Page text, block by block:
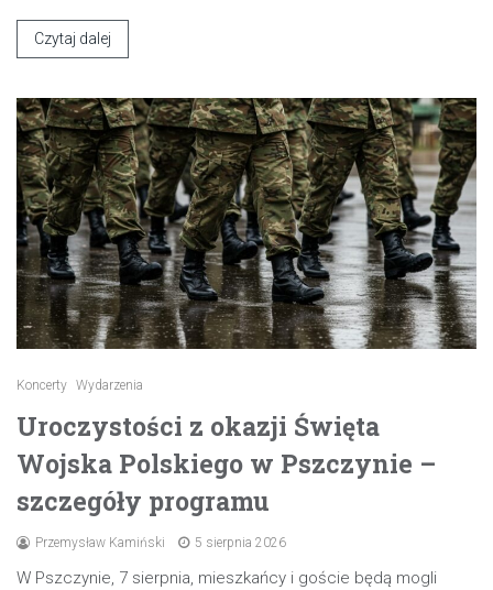
Czytaj dalej
Koncerty Wydarzenia
Uroczystości z okazji Święta
Wojska Polskiego w Pszczynie –
szczegóły programu
Przemysław Kamiński 5 sierpnia 2026
W Pszczynie, 7 sierpnia, mieszkańcy i goście będą mogli